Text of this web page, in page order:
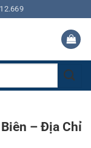
– Địa Chỉ